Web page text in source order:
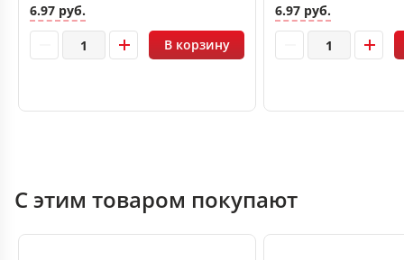
6.97 руб.
В корзину
6.97 руб.
С этим товаром покупают